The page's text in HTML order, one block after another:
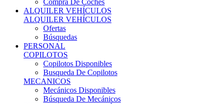
ALQUILER VEHÍCULOS
Ofertas
Búsquedas
PERSONAL
COPILOTOS
Copilotos Disponibles
Busqueda De Copilotos
MECANICOS
Mecánicos Disponibles
Búsqueda De Mecánicos
PIEZAS DE COMPETICIÓN